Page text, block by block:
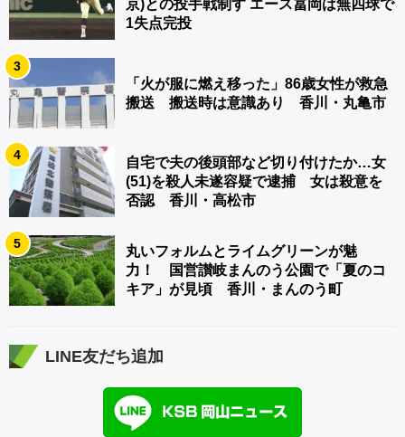
京)との投手戦制す エース冨岡は無四球で
1失点完投
3
「火が服に燃え移った」86歳女性が救急
搬送 搬送時は意識あり 香川・丸亀市
4
自宅で夫の後頭部など切り付けたか…女
(51)を殺人未遂容疑で逮捕 女は殺意を
否認 香川・高松市
5
丸いフォルムとライムグリーンが魅
力！ 国営讃岐まんのう公園で「夏のコ
キア」が見頃 香川・まんのう町
LINE友だち追加